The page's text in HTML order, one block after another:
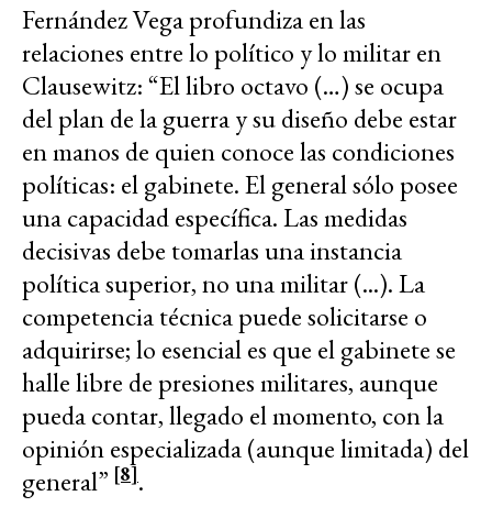
Fernández Vega profundiza en las
relaciones entre lo político y lo militar en
Clausewitz: “El libro octavo (…) se ocupa
del plan de la guerra y su diseño debe estar
en manos de quien conoce las condiciones
políticas: el gabinete. El general sólo posee
una capacidad específica. Las medidas
decisivas debe tomarlas una instancia
política superior, no una militar (...). La
competencia técnica puede solicitarse o
adquirirse; lo esencial es que el gabinete se
halle libre de presiones militares, aunque
pueda contar, llegado el momento, con la
opinión especializada (aunque limitada) del
general” [8].